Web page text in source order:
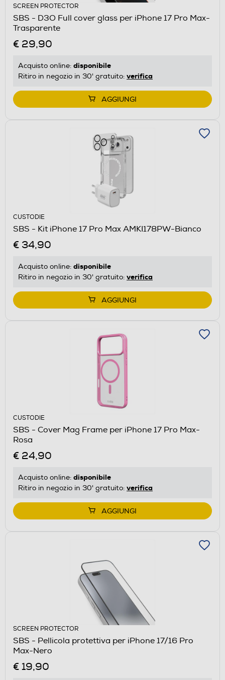
SCREEN PROTECTOR
SBS - D3O Full cover glass per iPhone 17 Pro Max-
Trasparente
€ 29,90
Acquisto online: disponibile
Ritiro in negozio in 30' gratuito: verifica
AGGIUNGI
CUSTODIE
SBS - Kit iPhone 17 Pro Max AMKI178PW-Bianco
€ 34,90
Acquisto online: disponibile
Ritiro in negozio in 30' gratuito: verifica
AGGIUNGI
CUSTODIE
SBS - Cover Mag Frame per iPhone 17 Pro Max-
Rosa
€ 24,90
Acquisto online: disponibile
Ritiro in negozio in 30' gratuito: verifica
AGGIUNGI
SCREEN PROTECTOR
SBS - Pellicola protettiva per iPhone 17/16 Pro
Max-Nero
€ 19,90